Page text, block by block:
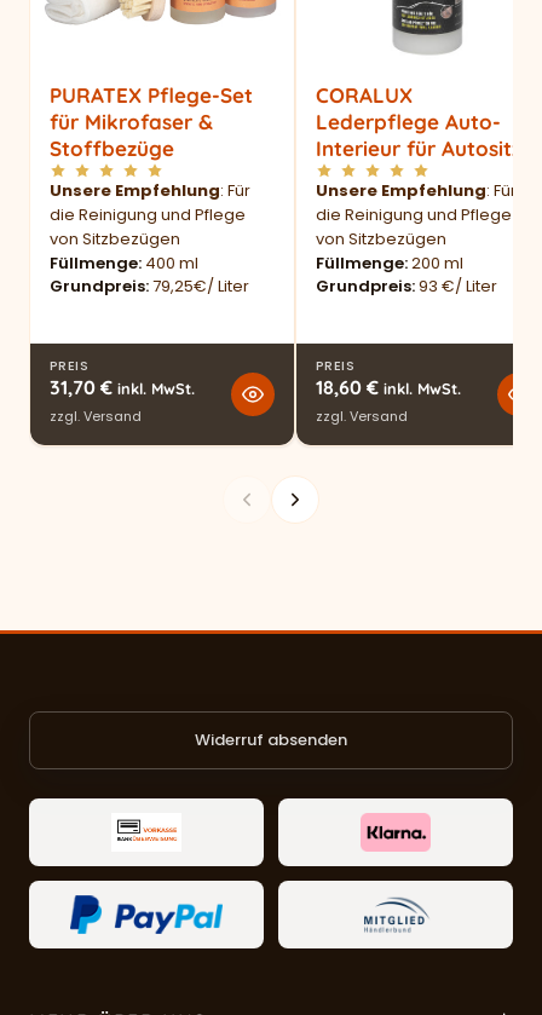
PURATEX Pflege-Set
für Mikrofaser &
Stoffbezüge
Unsere Empfehlung: Für
die Reinigung und Pflege
von Sitzbezügen
Füllmenge 400 ml
Grundpreis 79,25€/ Liter
PREIS
31,70 € inkl. MwSt.
zzgl.Versand
CORALUX
Lederpflege Auto-
Interieur für Autositze
Unsere Empfehlung: Für
die Reinigung und Pflege
von Sitzbezügen
Füllmenge 200 ml
Grundpreis 93 €/ Liter
PREIS
18,60 € inkl. MwSt.
zzgl.Versand
Widerruf absenden